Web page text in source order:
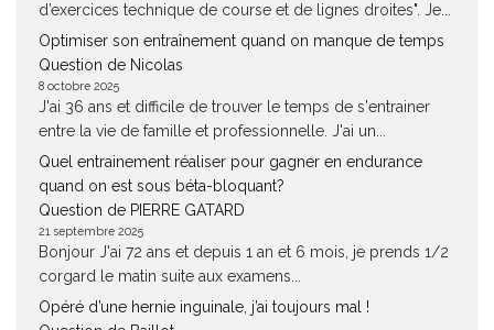
d’exercices technique de course et de lignes droites". Je...
Optimiser son entraînement quand on manque de temps
Question de Nicolas
8 octobre 2025
J'ai 36 ans et difficile de trouver le temps de s'entrainer
entre la vie de famille et professionnelle. J'ai un...
Quel entrainement réaliser pour gagner en endurance
quand on est sous béta-bloquant?
Question de PIERRE GATARD
21 septembre 2025
Bonjour J'ai 72 ans et depuis 1 an et 6 mois, je prends 1/2
corgard le matin suite aux examens...
Opéré d’une hernie inguinale, j’ai toujours mal !